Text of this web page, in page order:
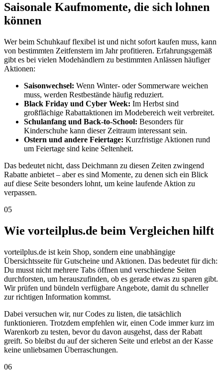
Saisonale Kaufmomente, die sich lohnen
können
Wer beim Schuhkauf flexibel ist und nicht sofort kaufen muss, kann
von bestimmten Zeitfenstern im Jahr profitieren. Erfahrungsgemäß
gibt es bei vielen Modehändlern zu bestimmten Anlässen häufiger
Aktionen:
Saisonwechsel: Wenn Winter- oder Sommerware weichen
muss, werden Restbestände häufig reduziert.
Black Friday und Cyber Week: Im Herbst sind
großflächige Rabattaktionen im Modebereich weit verbreitet.
Schulanfang und Back-to-School: Besonders für
Kinderschuhe kann dieser Zeitraum interessant sein.
Ostern und andere Feiertage: Kurzfristige Aktionen rund
um Feiertage sind keine Seltenheit.
Das bedeutet nicht, dass Deichmann zu diesen Zeiten zwingend
Rabatte anbietet – aber es sind Momente, zu denen sich ein Blick
auf diese Seite besonders lohnt, um keine laufende Aktion zu
verpassen.
05
Wie vorteilplus.de beim Vergleichen hilft
vorteilplus.de ist kein Shop, sondern eine unabhängige
Übersichtsseite für Gutscheine und Aktionen. Das bedeutet für dich:
Du musst nicht mehrere Tabs öffnen und verschiedene Seiten
durchforsten, um herauszufinden, ob es gerade etwas zu sparen gibt.
Wir prüfen und bündeln verfügbare Angebote, damit du schneller
zur richtigen Information kommst.
Dabei versuchen wir, nur Codes zu listen, die tatsächlich
funktionieren. Trotzdem empfehlen wir, einen Code immer kurz im
Warenkorb zu testen, bevor du davon ausgehst, dass der Rabatt
greift. So bleibst du auf der sicheren Seite und erlebst an der Kasse
keine unliebsamen Überraschungen.
06